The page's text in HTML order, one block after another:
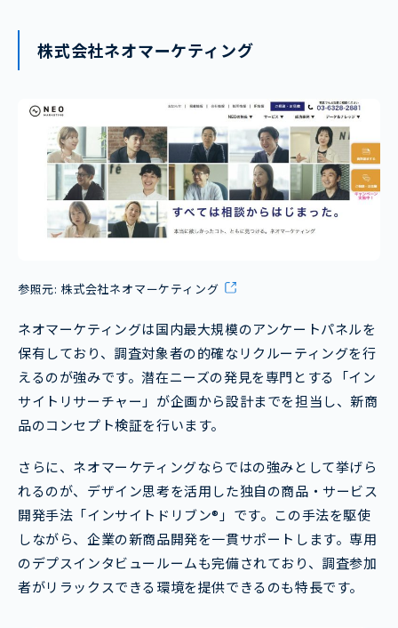
株式会社ネオマーケティング
参照元: 株式会社ネオマーケティング
ネオマーケティングは国内最大規模のアンケートパネルを
保有しており、調査対象者の的確なリクルーティングを行
えるのが強みです。潜在ニーズの発見を専門とする「イン
サイトリサーチャー」が企画から設計までを担当し、新商
品のコンセプト検証を行います。
さらに、ネオマーケティングならではの強みとして挙げら
れるのが、デザイン思考を活用した独自の商品・サービス
開発手法「インサイトドリブン®」です。この手法を駆使
しながら、企業の新商品開発を一貫サポートします。専用
のデプスインタビュールームも完備されており、調査参加
者がリラックスできる環境を提供できるのも特長です。